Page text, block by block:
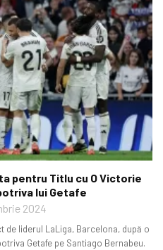
pentru Titlu cu O Victorie
lui Getafe
2024
de liderul LaLiga, Barcelona, după o
Getafe pe Santiago Bernabeu.